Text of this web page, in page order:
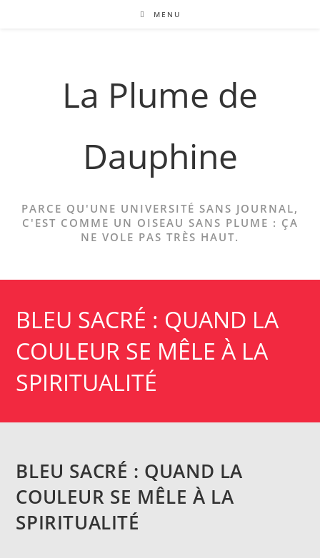
MENU
La Plume de
Dauphine
PARCE QU'UNE UNIVERSITÉ SANS JOURNAL,
C'EST COMME UN OISEAU SANS PLUME : ÇA
NE VOLE PAS TRÈS HAUT.
BLEU SACRÉ : QUAND LA
COULEUR SE MÊLE À LA
SPIRITUALITÉ
BLEU SACRÉ : QUAND LA
COULEUR SE MÊLE À LA
SPIRITUALITÉ